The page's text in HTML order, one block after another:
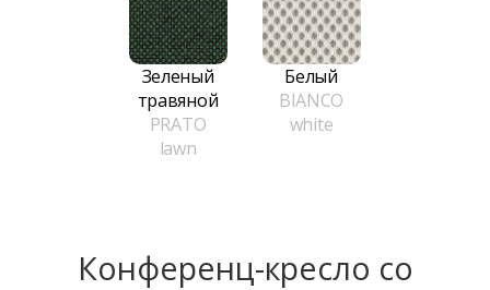
Зеленый
травяной
PRATO
lawn
Белый
BIANCO
white
Конференц-кресло сo